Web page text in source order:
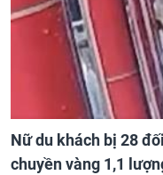
Nữ du khách bị 28
chuyền vàng 1,1